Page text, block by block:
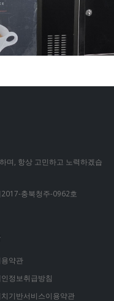
며, 항상 고민하고 노력하겠습
충북청주-0962호
용약관
인정보취급방침
치기반서비스이용약관